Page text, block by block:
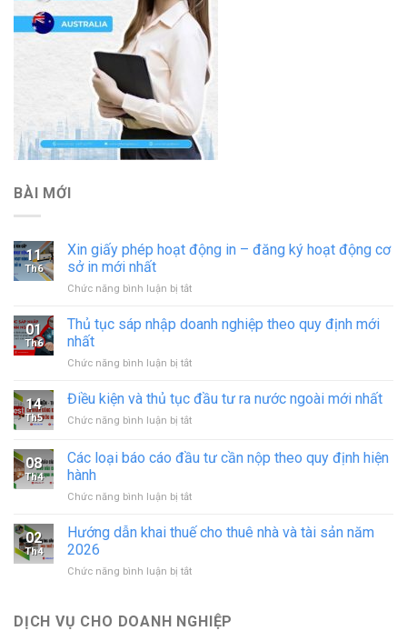
BÀI MỚI
11
Th6
Xin giấy phép hoạt động in – đăng ký hoạt động cơ
sở in mới nhất
Chức năng bình luận bị tắtở
giấy
động
–
ký
động
in
nhất
01
Th6
Thủ tục sáp nhập doanh nghiệp theo quy định mới
nhất
Chức năng bình luận bị tắtở
tục
nhập
nghiệp
định
nhất
14
Th5
Điều kiện và thủ tục đầu tư ra nước ngoài mới nhất
Chức năng bình luận bị tắtở
kiện
và
tục
tư
ngoài
08
Th4
Các loại báo cáo đầu tư cần nộp theo quy định hiện
hành
Chức năng bình luận bị tắtở
loại
báo
đầu
nộp
02
Th4
Hướng dẫn khai thuế cho thuê nhà và tài sản năm
2026
Chức năng bình luận bị tắtở
khai
DỊCH VỤ CHO DOANH NGHIỆP